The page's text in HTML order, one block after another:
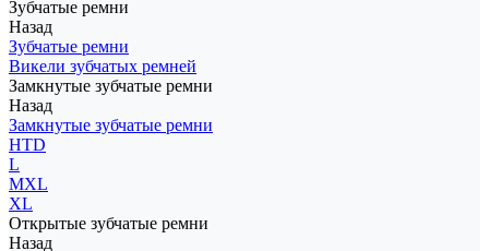
Зубчатые ремни
Назад
Зубчатые ремни
Викели зубчатых ремней
Замкнутые зубчатые ремни
Назад
Замкнутые зубчатые ремни
HTD
L
MXL
XL
Открытые зубчатые ремни
Назад